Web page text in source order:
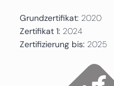
Grundzertifikat: 2020
Zertifikat 1: 2024
Zertifizierung bis: 2025